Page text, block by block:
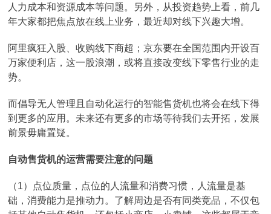
人力成本和资源成本等问题。另外，从投资趋势上看，前几
年大家都把焦点放在线上业务，最近却对线下兴趣大增。
阿里疯狂入股、收购线下商超；京东要在全国范围内开设百
万家便利店，这一股浪潮，或将直接改变线下零售行业的走
势。
而倡导无人管理且自动化运行的智能售货机也将会在线下得
到更多的应用。未来还有更多的市场等待我们去开拓，发展
前景毋庸置疑。
自动售货机的运营需要注意的问题
（1）点位质量，点位的人流量和消费习惯，人流量是基
础，消费能力是推动力。了解周边是否有同类竞品，不仅包